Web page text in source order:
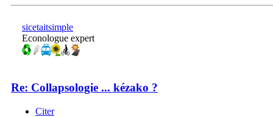
sicetaitsimple
Econologue expert
Re: Collapsologie ... kézako ?
Citer